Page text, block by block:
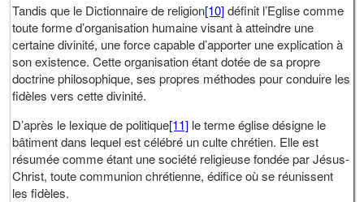
Tandis que le Dictionnaire de religion[10]définit l’Eglise comme
toute forme d’organisation humaine visant à atteindre une
certaine divinité, une force capable d’apporter une explication à
son existence. Cette organisation étant dotée de sa propre
doctrine philosophique, ses propres méthodes pour conduire les
fidèles vers cette divinité.
D’après le lexique de politique[11] le terme église désigne le
bâtiment dans lequel est célébré un culte chrétien. Elle est
résumée comme étant une société religieuse fondée par Jésus-
Christ, toute communion chrétienne, édifice où se réunissent
les fidèles.